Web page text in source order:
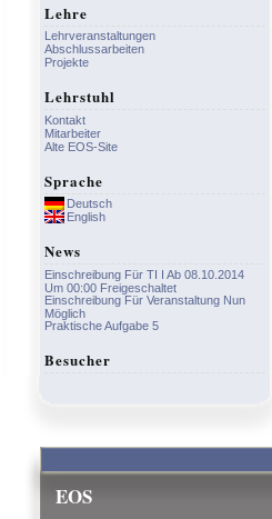
Lehre
Lehrveranstaltungen
Abschlussarbeiten
Projekte
Lehrstuhl
Kontakt
Mitarbeiter
Alte EOS-Site
Sprache
Deutsch
English
News
Einschreibung Für TI I Ab 08.10.2014
Um 00:00 Freigeschaltet
Einschreibung Für Veranstaltung Nun
Möglich
Praktische Aufgabe 5
Besucher
EOS